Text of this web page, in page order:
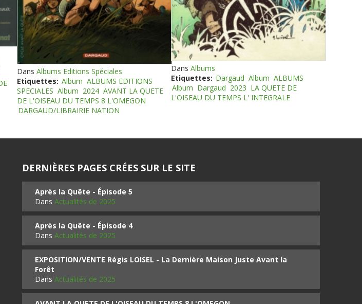
Dans Albums Editions Spéciales
Etiquettes: Album ALBUMS EDITIONS
SPECIALES Album 2024 AVANT LA QUETE
DE L'OISEAU DU TEMPS 8 L'OMEGON
DARGAUD/LIBRAIRIE NATION
Dans Albums
Etiquettes: Dargaud Album ALBUMS
Album Dargaud 2023 LA QUETE DE
L'OISEAU DU TEMPS L' INTEGRALE
DERNIÈRES PAGES CRÉES SUR LE SITE
Après la Quête - Épisode 5
Dans Actualités de 2025
Après la Quête - Épisode 4
Dans Actualités de 2025
EXPOSITION/VENTE Régis LOISEL - La Dernière Maison Juste Avant la
Forêt
Dans Actualités de 2025